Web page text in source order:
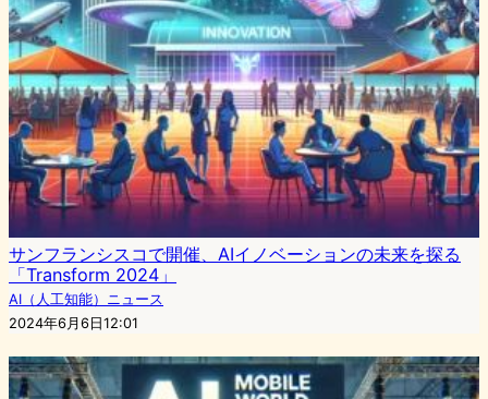
サンフランシスコで開催、AIイノベーションの未来を探る
「Transform 2024」
AI（人工知能）ニュース
2024年6月6日12:01